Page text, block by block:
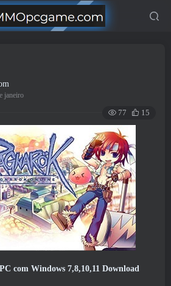
janeiro
77 15
com Windows 7,8,10,11 Download